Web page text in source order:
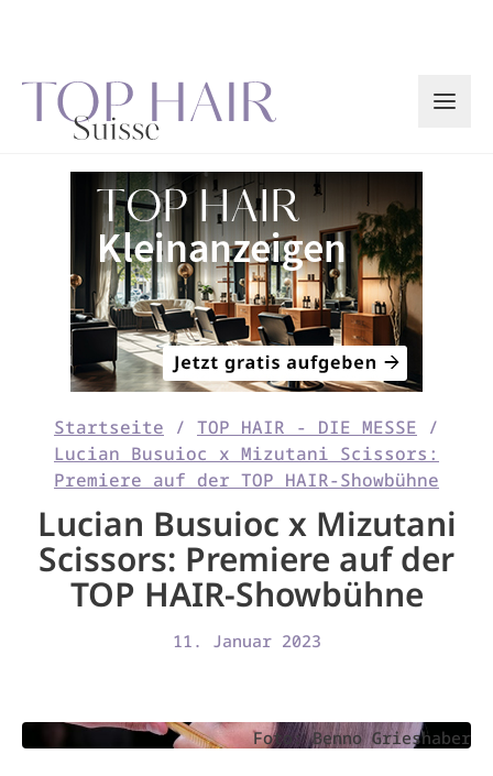
Startseite / TOP HAIR - DIE MESSE /
Lucian Busuioc x Mizutani Scissors:
Premiere auf der TOP HAIR-Showbühne
Lucian Busuioc x Mizutani
Scissors: Premiere auf der
TOP HAIR-Showbühne
11. Januar 2023
Foto: Benno Grieshaber